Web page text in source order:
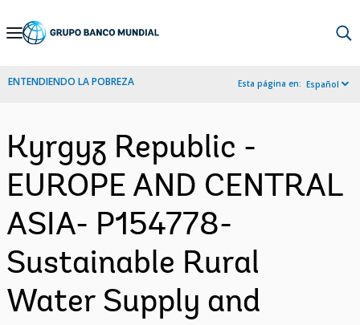
Skip
Navigation
ENTENDIENDO LA POBREZA Esta página en: Español
Kyrgyz Republic -
EUROPE AND CENTRAL
ASIA- P154778-
Sustainable Rural
Water Supply and